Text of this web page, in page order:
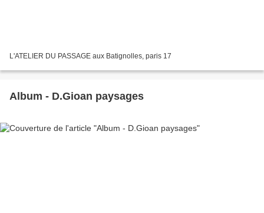
L'ATELIER DU PASSAGE aux Batignolles, paris 17
Album - D.Gioan paysages